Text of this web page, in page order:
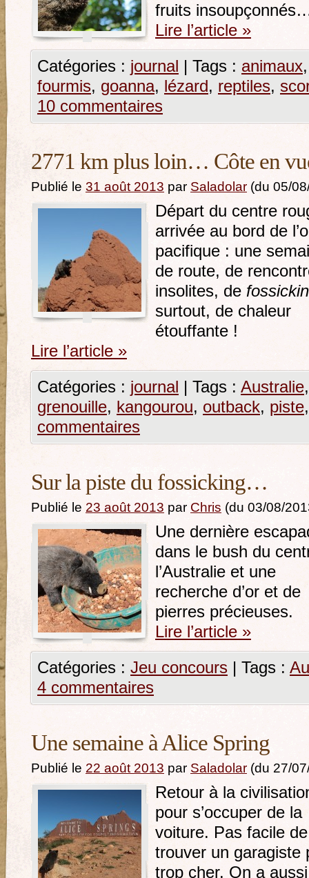
fruits
Lire l’article »
Catégories : journal | Tags : animaux
fourmis, goanna, lézard, reptiles,
10 commentaires
2771 km plus loin… Côte en
Publié le 31 août 2013 par Saladolar (du 05/
Départ du centre
arrivée au bord de
pacifique : une
de route, de
insolites, de
surtout, de chaleur
étouffante !
Lire l’article »
Catégories : journal | Tags : Australie
grenouille, kangourou, outback, piste
commentaires
Sur la piste du fossicking…
Publié le 23 août 2013 par Chris (du 03/08/
Une dernière
dans le bush du
l’Australie et une
recherche d’or et de
pierres précieuses.
Lire l’article »
Catégories : Jeu concours | Tags :
4 commentaires
Une semaine à Alice Spring
Publié le 22 août 2013 par Saladolar (du 27/
Retour à la
pour s’occuper de la
voiture. Pas facile de
trouver un garagiste
trop cher. On a aussi